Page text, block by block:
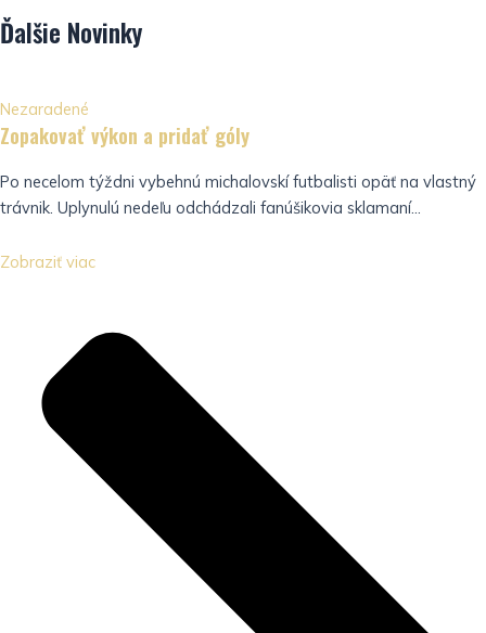
Ďalšie Novinky
Nezaradené
Zopakovať výkon a pridať góly
Po necelom týždni vybehnú michalovskí futbalisti opäť na vlastný
trávnik. Uplynulú nedeľu odchádzali fanúšikovia sklamaní...
Zobraziť viac